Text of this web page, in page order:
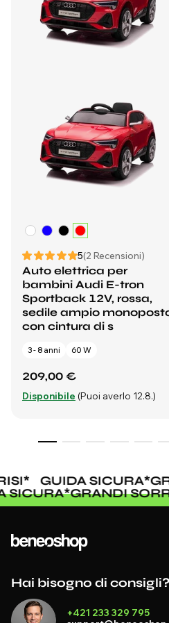
5(2 Recensioni)
Auto elettrica per
bambini Audi E-tron
Sportback 12V, rossa,
sedile ampio
con cintura di s
3 - 8 anni 60 W
209,00 €
Disponibile (Puoi averlo 12.8.)
* GUIDA SICURA*
SICURA*GRANDI
Hai bisogno di consigli?
+421 233 329 795